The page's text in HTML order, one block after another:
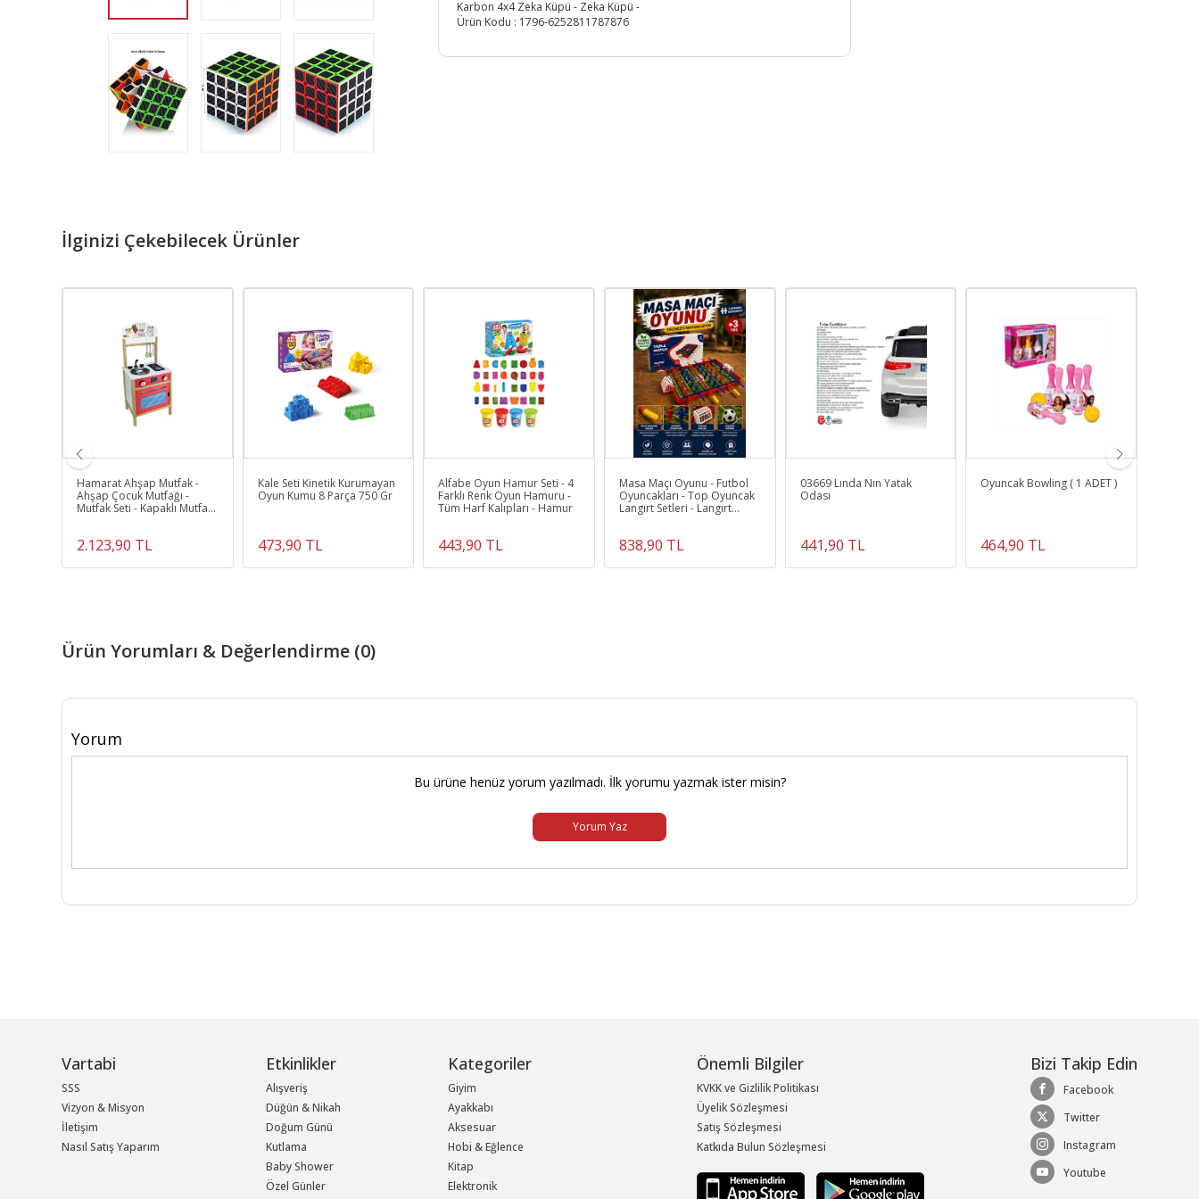
Karbon 4x4 Zeka Küpü - Zeka Küpü -
Ürün Kodu : 1796-6252811787876
İlginizi Çekebilecek Ürünler
Hamarat Ahşap Mutfak -
Ahşap Çocuk Mutfağı -
Mutfak Seti - Kapaklı Mutfak
2.123,90 TL
Kale Seti Kinetik Kurumayan
Oyun Kumu 8 Parça 750 Gr
473,90 TL
Alfabe Oyun Hamur Seti - 4
Farklı Renk Oyun Hamuru -
Tüm Harf Kalıpları - Hamur
443,90 TL
Masa Maçı Oyunu - Futbol
Oyuncakları - Top Oyuncak
Langırt Setleri - Langırt
838,90 TL
03669 Lında Nın Yatak
Odası
441,90 TL
Oyuncak Bowling ( 1 ADET )
464,90 TL
Ürün Yorumları & Değerlendirme (0)
Yorum
Bu ürüne henüz yorum yazılmadı. İlk yorumu yazmak ister misin?
Yorum Yaz
Vartabi
SSS
Vizyon & Misyon
İletişim
Nasıl Satış Yaparım
Etkinlikler
Alışveriş
Düğün & Nikah
Doğum Günü
Kutlama
Baby Shower
Özel Günler
Kategoriler
Giyim
Ayakkabı
Aksesuar
Hobi & Eğlence
Kitap
Elektronik
Önemli Bilgiler
KVKK ve Gizlilik Politikası
Üyelik Sözleşmesi
Satış Sözleşmesi
Katkıda Bulun Sözleşmesi
Bizi Takip Edin
Facebook
Twitter
Instagram
Youtube